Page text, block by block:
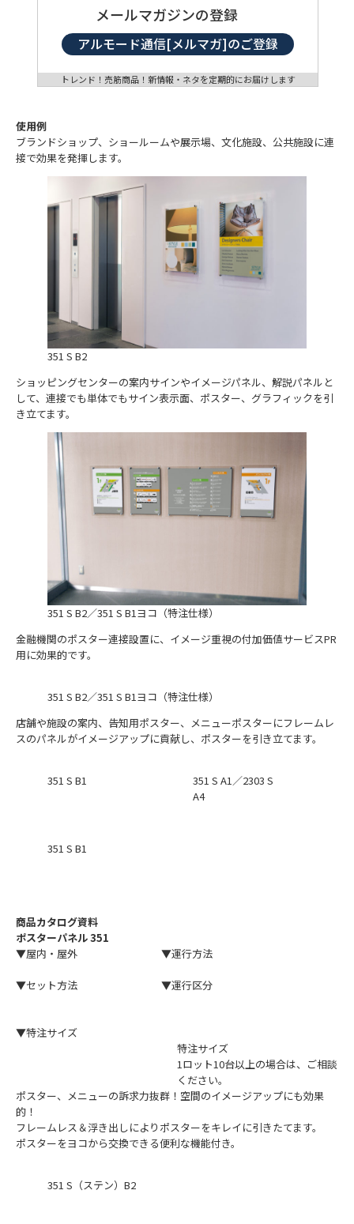
メールマガジンの登録
アルモード通信[メルマガ]のご登録
トレンド！売筋商品！新情報・ネタを定期的にお届けします
使用例
ブランドショップ、ショールームや展示場、文化施設、公共施設に連
接で効果を発揮します。
351 S B2
ショッピングセンターの案内サインやイメージパネル、解説パネルと
して、連接でも単体でもサイン表示面、ポスター、グラフィックを引
き立てます。
351 S B2／351 S B1ヨコ（特注仕様）
金融機関のポスター連接設置に、イメージ重視の付加価値サービスPR
用に効果的です。
351 S B2／351 S B1ヨコ（特注仕様）
店舗や施設の案内、告知用ポスター、メニューポスターにフレームレ
スのパネルがイメージアップに貢献し、ポスターを引き立てます。
351 S B1
351 S A1／2303 S
A4
351 S B1
商品カタログ資料
ポスターパネル 351
▼屋内・屋外
▼運行方法
▼セット方法 ▼運行区分
▼特注サイズ
特注サイズ
1ロット10台以上の場合は、ご相談
ください。
ポスター、メニューの訴求力抜群！空間のイメージアップにも効果
的！
フレームレス＆浮き出しによりポスターをキレイに引きたてます。
ポスターをヨコから交換できる便利な機能付き。
351 S（ステン）B2